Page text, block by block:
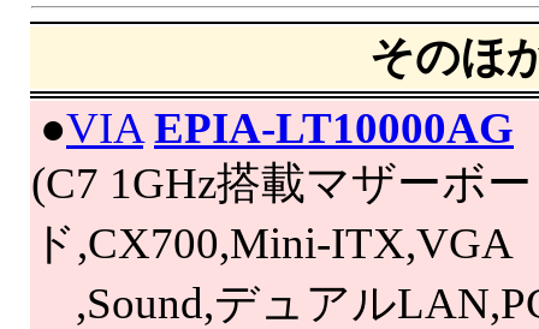
そのほ
●VIA EPIA-LT10000AG
(C7 1GHz搭載マザーボー
ド,CX700,Mini-ITX,VGA
,Sound,デュアル